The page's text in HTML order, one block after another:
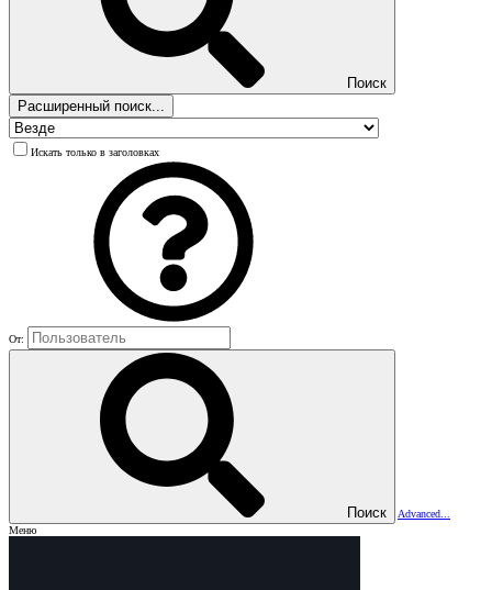
Поиск
Расширенный поиск...
Искать только в заголовках
От:
Поиск
Advanced...
Меню